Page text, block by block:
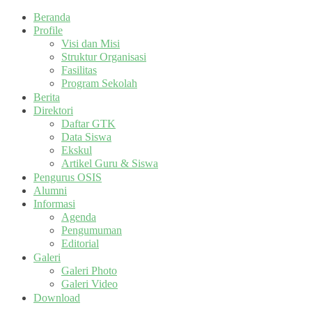
Beranda
Profile
Visi dan Misi
Struktur Organisasi
Fasilitas
Program Sekolah
Berita
Direktori
Daftar GTK
Data Siswa
Ekskul
Artikel Guru & Siswa
Pengurus OSIS
Alumni
Informasi
Agenda
Pengumuman
Editorial
Galeri
Galeri Photo
Galeri Video
Download